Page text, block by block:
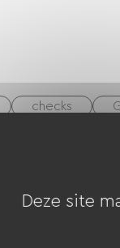
checks
accu's, gps-
Deze site